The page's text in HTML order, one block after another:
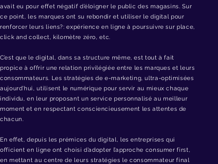
avait eu pour effet négatif d’éloigner le public des magasins. Sur
ce point, les marques ont su rebondir et utiliser le digital pour
renforcer leurs liens?: expérience en ligne à poursuivre sur place,
click and collect, kilomètre zéro, etc.
C’est que le digital, dans sa structure même, est tout à fait
propice à offrir une relation privilégiée entre les marques et leurs
consommateurs. Les stratégies de e-marketing, ultra-optimisées
aujourd’hui, utilisent le numérique pour servir au mieux chaque
individu, en leur proposant un service personnalisé au meilleur
moment et en respectant consciencieusement les attentes de
chacun.
En effet, depuis les prémices du digital, les entreprises qui
officient en ligne ont choisi d’adopter l’approche consumer first,
en mettant au centre de leurs stratégies le consommateur final